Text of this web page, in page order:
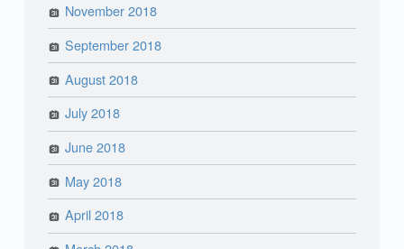
November 2018
September 2018
August 2018
July 2018
June 2018
May 2018
April 2018